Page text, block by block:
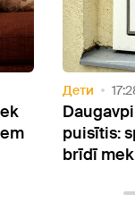
Актуально
Rīgā pa